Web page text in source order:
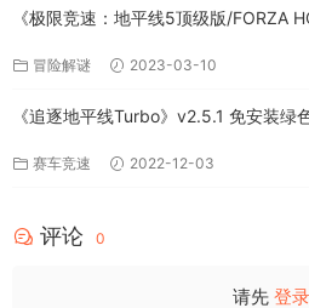
《极限竞速：地平线5顶级版/FORZA
冒险解谜 2023-03-10
《追逐地平线Turbo》v2.5.1 免安装绿
赛车竞速 2022-12-03
评论 0
请先 登录